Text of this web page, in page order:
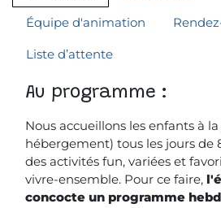
Équipe d'animation
Liste d’attente
Au programme :
Nous accueillons les enfants à
hébergement) tous les jours de
des activités fun, variées et
vivre-ensemble. Pour ce faire,
concocte un programme